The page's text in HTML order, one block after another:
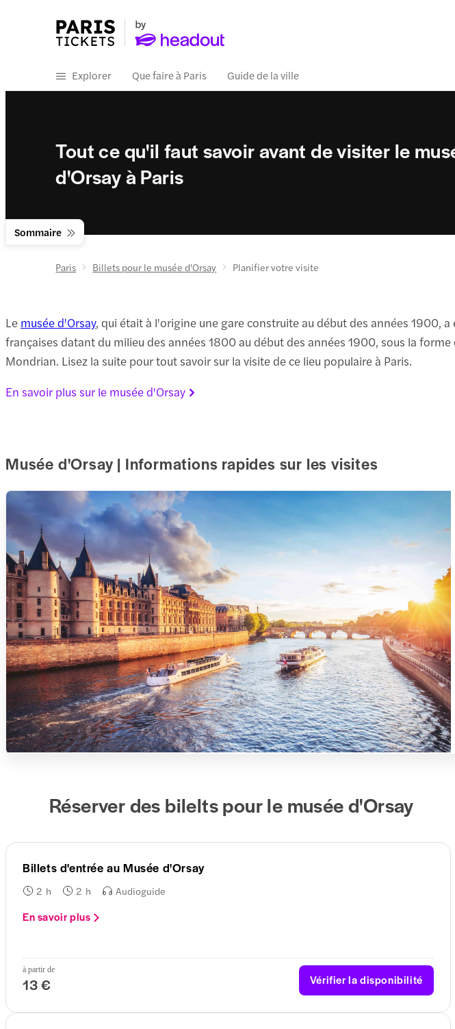
Explorer Que faire à Paris Guide de la ville
Sommaire
Tout ce qu'il faut savoir avant de visiter le
d'Orsay à Paris
Paris Billets pour le musée d'Orsay Planifier votre visite
Le musée d'Orsay, qui était à l'origine une gare construite au début des années 1900,
françaises datant du milieu des années 1800 au début des années 1900, sous la
Mondrian. Lisez la suite pour tout savoir sur la visite de ce lieu populaire à Paris.
En savoir plus sur le musée d'Orsay
Musée d'Orsay | Informations rapides sur les visites
Réserver des bilelts pour le musée d'Orsay
Billets d'entrée au Musée d'Orsay
2 h 2 h Audioguide
En savoir plus
à partir de
13 € Vérifier la disponibilité